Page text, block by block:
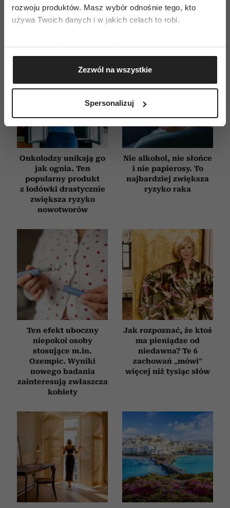
rozwoju produktów. Masz wybór odnośnie tego, kto
używa Twoich danych i w jakich celach to robi.
Gromadzić dane dotyczące Twojej lokalizacji
geograficznej z dokładnością nawet do kilku metrów
Identyfikować Twoje urządzenie, aktywnie
(fingerprinting, czyli wirtualny odcisk palca)
dane są przetwarzane oraz ustaw własne preferencje w
sekcji szczegółów. W Deklaracji plików cookie możesz
zmienić lub wycofać swoją zgodę w dowolnej chwili.
Wykorzystujemy pliki cookie do spersonalizowania treści
i reklam, aby oferować funkcje społecznościowe i
analizować ruch w naszej witrynie. Informacje o tym, jak
społecznościowym, reklamowym i analitycznym.
Partnerzy mogą połączyć te informacje z innymi danymi
otrzymanymi od Ciebie lub uzyskanymi podczas
korzystania z ich usług.
Zezwól na wszystkie
Spersonalizuj
Onkolodzy unikają go
jak ognia. Ten
popularny produkt
z lodówki drastycznie
zwiększa ryzyko
nowotworów
Nie alkohol, nie słońce
i nie papierosy. To
najbardziej zwiększa
ryzyko raka
Ten efekt uboczny
niepokoi osoby
stosujące m.in.
Ozempic. Wyniki
nowego badania
zainteresują zwłaszcza
kobiety
Jak rozpoznać, że ktoś
ma pieniądze od
niedawna? Te 6
zachowań „mówi”
więcej niż tysiąc słów